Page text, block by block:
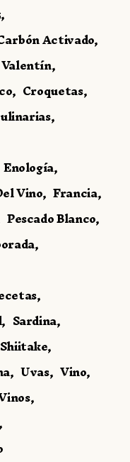
Activado
Valentín
Croquetas
Enología
Vino Francia
Pescado Blanco
Sardina
Shiitake
Uvas Vino